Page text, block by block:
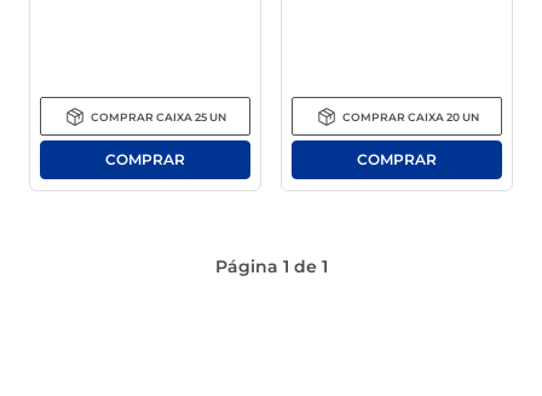
COMPRAR CAIXA 25UN COMPRAR CAIXA 20 UN
Página 1 de 1